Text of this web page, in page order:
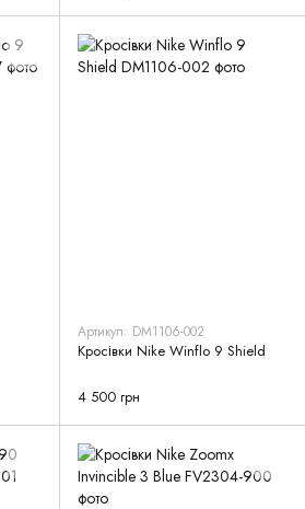
Артикул: DM1106-002
Кросівки Nike Winflo 9 Shield
4 500 грн